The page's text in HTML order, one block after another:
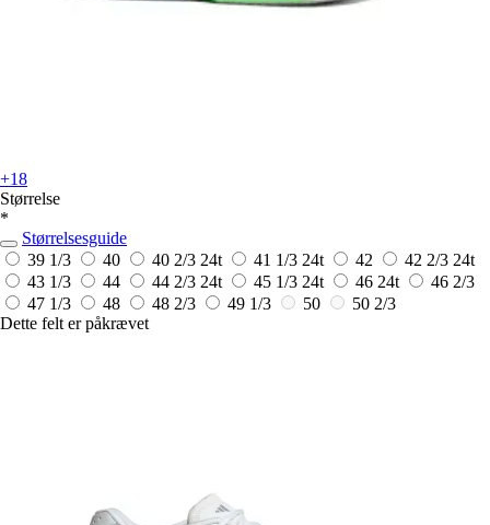
+18
Størrelse
*
Størrelsesguide
39 1/3
40 40 2/3 24t 41 1/3 24t 42 42 2/3 24t
43 1/3
44 44 2/3 24t 45 1/3 24t 46 24t
46 2/3
47 1/3
48 48 2/3 49 1/3 50
50 2/3
Dette felt er påkrævet